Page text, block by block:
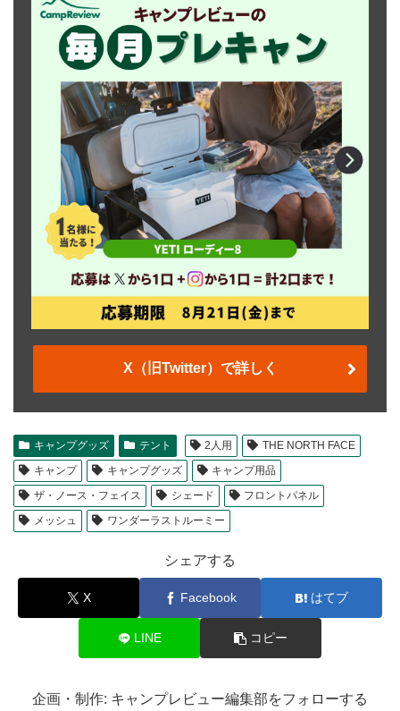
X（旧Twitter）で詳しく
キャンプグッズ テント 2人用
THE NORTH FACE
キャンプ
キャンプグッズ
キャンプ用品
ザ・ノース・フェイス
シェード
フロントパネル
メッシュ
ワンダーラストルーミー
シェアする
X Facebook はてブ
LINE コピー
企画・制作: キャンプレビュー編集部をフォローする